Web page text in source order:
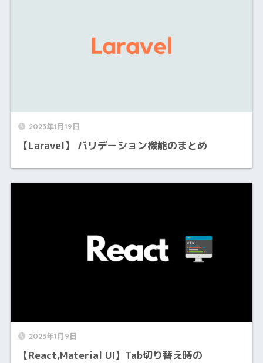
2023年1月19日
【Laravel】 バリデーション機能のまとめ
2023年1月9日
【React,Material UI】Tab切り替え時の